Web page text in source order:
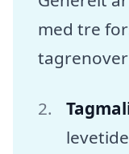
med tre